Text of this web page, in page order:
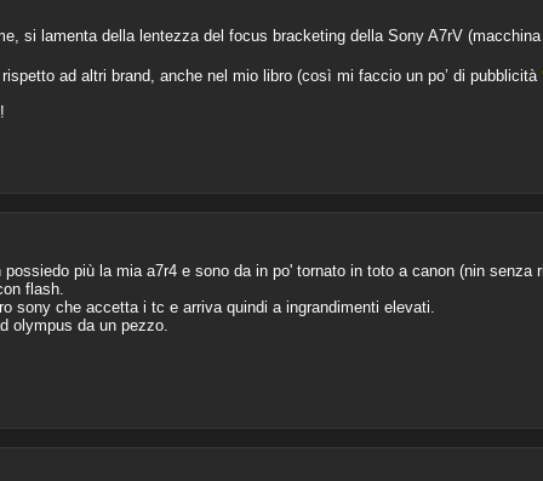
si lamenta della lentezza del focus bracketing della Sony A7rV
ad altri brand, anche nel mio libro (così mi faccio un po’ di pubblicità
più la mia a7r4 e sono da in po' tornato in toto a canon (nin senza
flash.
sony che accetta i tc e arriva quindi a ingrandimenti elevati.
olympus da un pezzo.